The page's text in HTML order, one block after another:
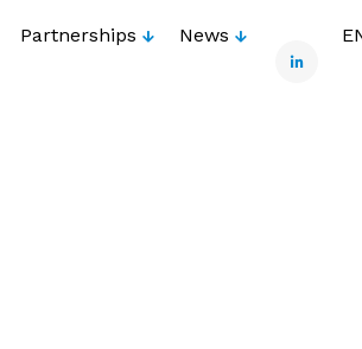
Partnerships News